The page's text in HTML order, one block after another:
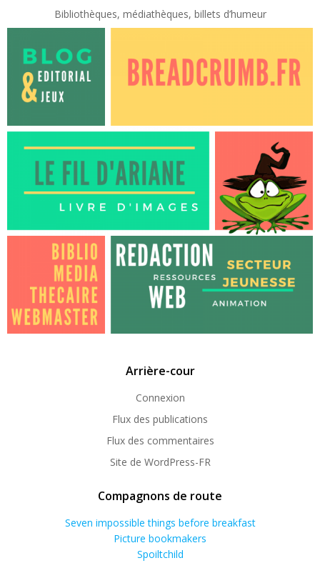
Bibliothèques, médiathèques, billets d’humeur
Arrière-cour
Connexion
Flux des publications
Flux des commentaires
Site de WordPress-FR
Compagnons de route
Seven impossible things before breakfast
Picture bookmakers
Spoiltchild